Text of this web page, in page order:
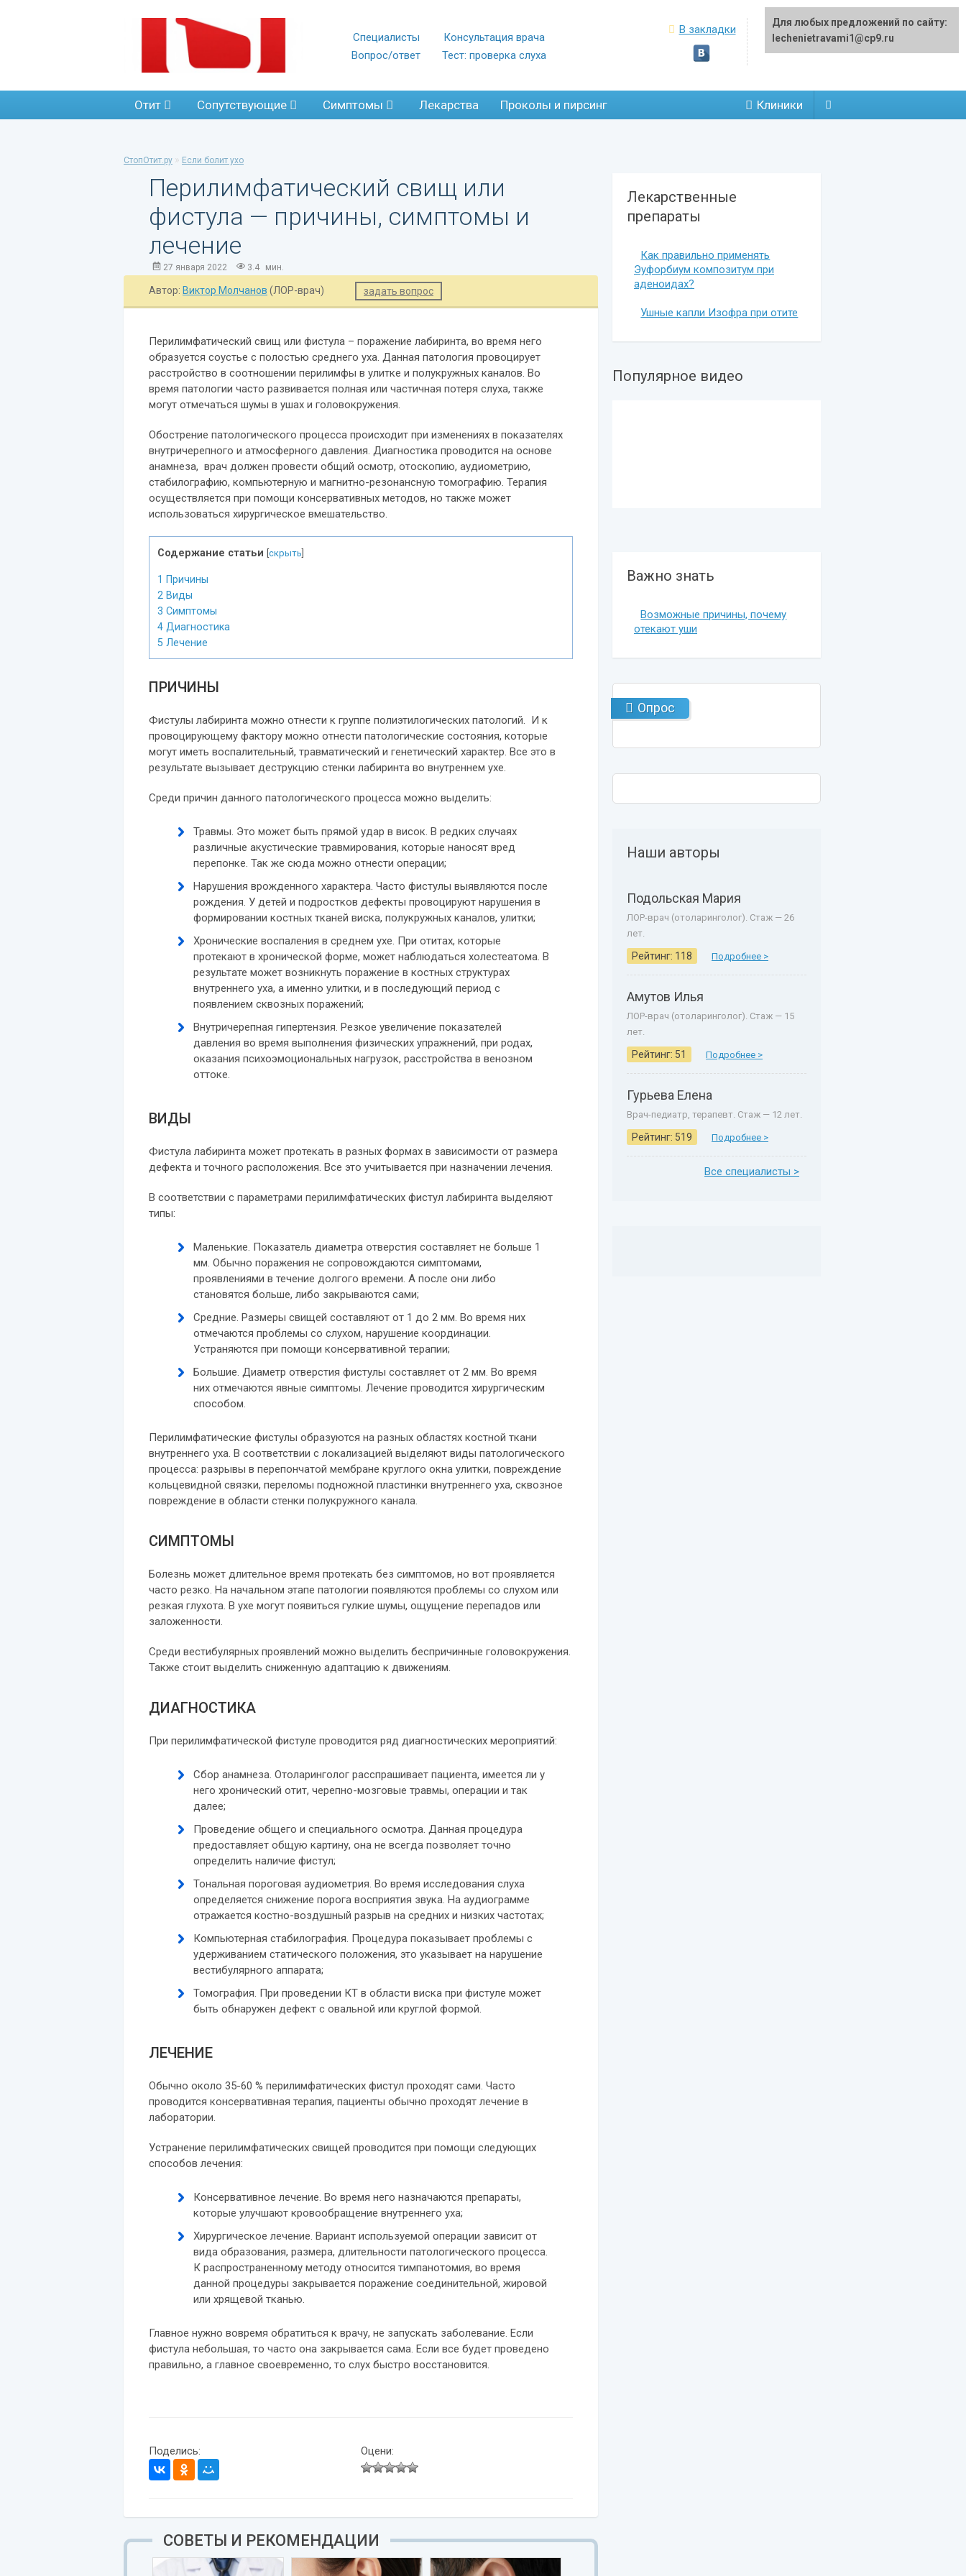
Специалисты
Вопрос/ответ
Консультация врача
Тест: проверка слуха
В закладки
Отит Сопутствующие Симптомы Лекарства Проколы и пирсинг Клиники
СтопОтит.ру » Если болит ухо
Перилимфатический свищ или
фистула — причины, симптомы и
лечение
27 января 2022 3.4 мин.
Автор: Виктор Молчанов (ЛОР-врач) задать вопрос
Перилимфатический свищ или фистула – поражение лабиринта, во время него
образуется соустье с полостью среднего уха. Данная патология провоцирует
расстройство в соотношении перилимфы в улитке и полукружных каналов. Во
время патологии часто развивается полная или частичная потеря слуха, также
могут отмечаться шумы в ушах и головокружения.
Обострение патологического процесса происходит при изменениях в показателях
внутричерепного и атмосферного давления. Диагностика проводится на основе
анамнеза, врач должен провести общий осмотр, отоскопию, аудиометрию,
стабилографию, компьютерную и магнитно-резонансную томографию. Терапия
осуществляется при помощи консервативных методов, но также может
использоваться хирургическое вмешательство.
Содержание статьи [скрыть]
1 Причины
2 Виды
3 Симптомы
4 Диагностика
5 Лечение
ПРИЧИНЫ
Фистулы лабиринта можно отнести к группе полиэтилогических патологий. И к
провоцирующему фактору можно отнести патологические состояния, которые
могут иметь воспалительный, травматический и генетический характер. Все это в
результате вызывает деструкцию стенки лабиринта во внутреннем ухе.
Среди причин данного патологического процесса можно выделить:
Травмы. Это может быть прямой удар в висок. В редких случаях
различные акустические травмирования, которые наносят вред
перепонке. Так же сюда можно отнести операции;
Нарушения врожденного характера. Часто фистулы выявляются после
рождения. У детей и подростков дефекты провоцируют нарушения в
формировании костных тканей виска, полукружных каналов, улитки;
Хронические воспаления в среднем ухе. При отитах, которые
протекают в хронической форме, может наблюдаться холестеатома. В
результате может возникнуть поражение в костных структурах
внутреннего уха, а именно улитки, и в последующий период с
появлением сквозных поражений;
Внутричерепная гипертензия. Резкое увеличение показателей
давления во время выполнения физических упражнений, при родах,
оказания психоэмоциональных нагрузок, расстройства в венозном
оттоке.
ВИДЫ
Фистула лабиринта может протекать в разных формах в зависимости от размера
дефекта и точного расположения. Все это учитывается при назначении лечения.
В соответствии с параметрами перилимфатических фистул лабиринта выделяют
типы:
Маленькие. Показатель диаметра отверстия составляет не больше 1
мм. Обычно поражения не сопровождаются симптомами,
проявлениями в течение долгого времени. А после они либо
становятся больше, либо закрываются сами;
Средние. Размеры свищей составляют от 1 до 2 мм. Во время них
отмечаются проблемы со слухом, нарушение координации.
Устраняются при помощи консервативной терапии;
Большие. Диаметр отверстия фистулы составляет от 2 мм. Во время
них отмечаются явные симптомы. Лечение проводится хирургическим
способом.
Перилимфатические фистулы образуются на разных областях костной ткани
внутреннего уха. В соответствии с локализацией выделяют виды патологического
процесса: разрывы в перепончатой мембране круглого окна улитки, повреждение
кольцевидной связки, переломы подножной пластинки внутреннего уха, сквозное
повреждение в области стенки полукружного канала.
СИМПТОМЫ
Болезнь может длительное время протекать без симптомов, но вот проявляется
часто резко. На начальном этапе патологии появляются проблемы со слухом или
резкая глухота. В ухе могут появиться гулкие шумы, ощущение перепадов или
заложенности.
Среди вестибулярных проявлений можно выделить беспричинные головокружения.
Также стоит выделить сниженную адаптацию к движениям.
ДИАГНОСТИКА
При перилимфатической фистуле проводится ряд диагностических мероприятий:
Сбор анамнеза. Отоларинголог расспрашивает пациента, имеется ли у
него хронический отит, черепно-мозговые травмы, операции и так
далее;
Проведение общего и специального осмотра. Данная процедура
предоставляет общую картину, она не всегда позволяет точно
определить наличие фистул;
Тональная пороговая аудиометрия. Во время исследования слуха
определяется снижение порога восприятия звука. На аудиограмме
отражается костно-воздушный разрыв на средних и низких частотах;
Компьютерная стабилография. Процедура показывает проблемы с
удерживанием статического положения, это указывает на нарушение
вестибулярного аппарата;
Томография. При проведении КТ в области виска при фистуле может
быть обнаружен дефект с овальной или круглой формой.
ЛЕЧЕНИЕ
Обычно около 35-60 % перилимфатических фистул проходят сами. Часто
проводится консервативная терапия, пациенты обычно проходят лечение в
лаборатории.
Устранение перилимфатических свищей проводится при помощи следующих
способов лечения:
Консервативное лечение. Во время него назначаются препараты,
которые улучшают кровообращение внутреннего уха;
Хирургическое лечение. Вариант используемой операции зависит от
вида образования, размера, длительности патологического процесса.
К распространенному методу относится тимпанотомия, во время
данной процедуры закрывается поражение соединительной, жировой
или хрящевой тканью.
Главное нужно вовремя обратиться к врачу, не запускать заболевание. Если
фистула небольшая, то часто она закрывается сама. Если все будет проведено
правильно, а главное своевременно, то слух быстро восстановится.
Поделись: Оцени:
СОВЕТЫ И РЕКОМЕНДАЦИИ
Лекарственные
препараты
Как правильно применять
Эуфорбиум композитум при
аденоидах?
Ушные капли Изофра при отите
Популярное видео
Важно знать
Возможные причины, почему
отекают уши
Опрос
Наши авторы
Подольская Мария
ЛОР-врач (отоларинголог). Стаж — 26
лет.
Рейтинг: 118 Подробнее >
Амутов Илья
ЛОР-врач (отоларинголог). Стаж — 15
лет.
Рейтинг: 51 Подробнее >
Гурьева Елена
Врач-педиатр, терапевт. Стаж — 12 лет.
Рейтинг: 519 Подробнее >
Все специалисты >
Для любых предложений по сайту:
lechenietravami1@cp9.ru